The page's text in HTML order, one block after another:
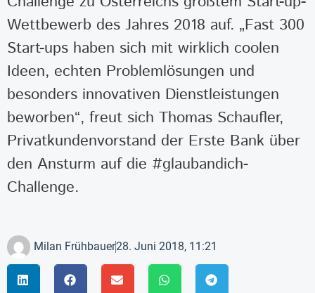
Wettbewerb des Jahres 2018 auf. „Fast 300
Start-ups haben sich mit wirklich coolen
Ideen, echten Problemlösungen und
besonders innovativen Dienstleistungen
beworben“, freut sich Thomas Schaufler,
Privatkundenvorstand der Erste Bank über
den Ansturm auf die #glaubandich-
Challenge.
Milan Frühbauer28. Juni 2018, 11:21